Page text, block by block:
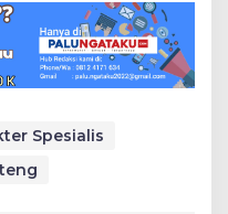
Spesialis